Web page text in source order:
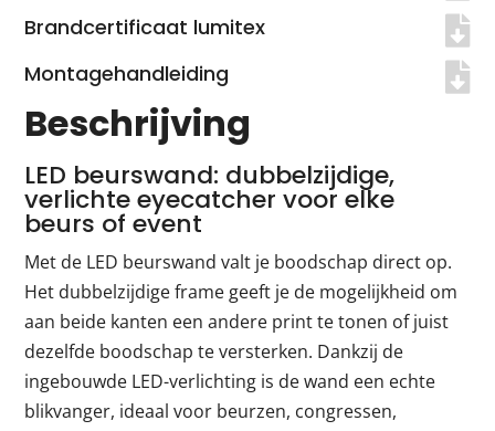
Beschrijving
LED beurswand: dubbelzijdige,
verlichte eyecatcher voor elke
beurs of event
Met de LED beurswand valt je boodschap direct op.
Het dubbelzijdige frame geeft je de mogelijkheid om
aan beide kanten een andere print te tonen of juist
dezelfde boodschap te versterken. Dankzij de
ingebouwde LED-verlichting is de wand een echte
blikvanger, ideaal voor beurzen, congressen,
Brandcertificaat lumitex
Montagehandleiding